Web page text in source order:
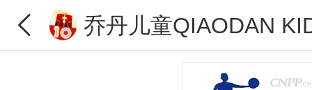
乔丹儿童QIAODAN